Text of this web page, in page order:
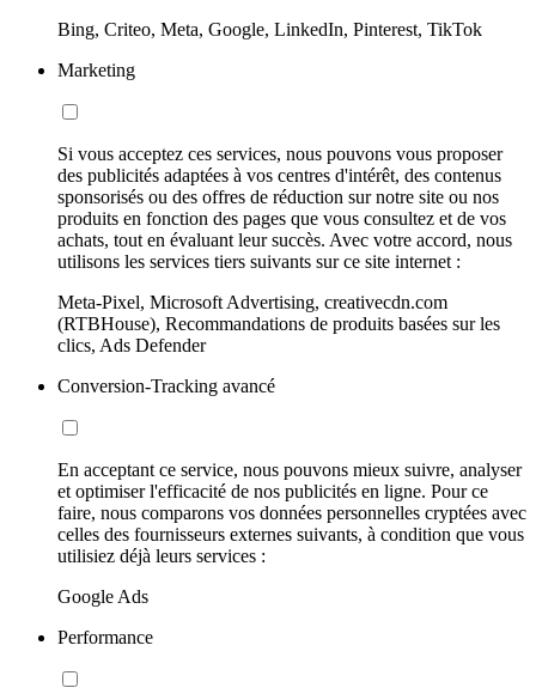
Bing, Criteo, Meta, Google, LinkedIn, Pinterest, TikTok
Marketing
Si vous acceptez ces services, nous pouvons vous proposer
des publicités adaptées à vos centres d'intérêt, des contenus
sponsorisés ou des offres de réduction sur notre site ou nos
produits en fonction des pages que vous consultez et de vos
achats, tout en évaluant leur succès. Avec votre accord, nous
utilisons les services tiers suivants sur ce site internet :
Meta-Pixel, Microsoft Advertising, creativecdn.com
(RTBHouse), Recommandations de produits basées sur les
clics, Ads Defender
Conversion-Tracking avancé
En acceptant ce service, nous pouvons mieux suivre, analyser
et optimiser l'efficacité de nos publicités en ligne. Pour ce
faire, nous comparons vos données personnelles cryptées avec
celles des fournisseurs externes suivants, à condition que vous
utilisiez déjà leurs services :
Google Ads
Performance